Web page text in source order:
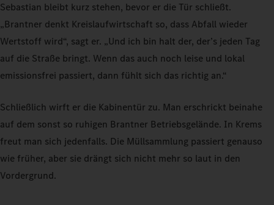
Sebastian bleibt kurz stehen, bevor er die Tür schließt.
„Brantner denkt Kreislaufwirtschaft so, dass Abfall wieder
Wertstoff wird“, sagt er. „Und ich bin halt der, der’s jeden Tag
auf die Straße bringt. Wenn das auch noch leise und lokal
emissionsfrei passiert, dann fühlt sich das richtig an.“
Schließlich wirft er die Kabinentür zu. Man erschrickt beinahe
auf dem sonst so ruhigen Brantner Betriebsgelände. In Krems
freut man sich jedenfalls. Die Müllsammlung passiert genauso
wie früher, aber sie drängt sich nicht mehr so laut in den
Vordergrund.